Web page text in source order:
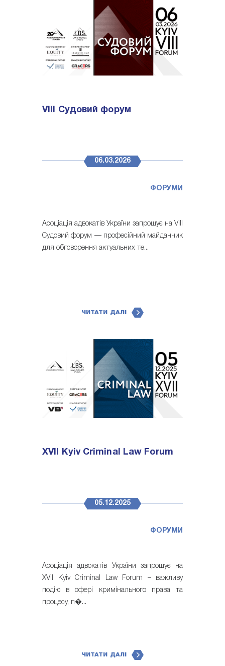
VІІІ Судовий форум
06.03.2026
ФОРУМИ
Асоціація адвокатів України запрошує на VІІІ
Судовий форум — професійний майданчик
для обговорення актуальних те...
ЧИТАТИ ДАЛІ
XVII Kyiv Criminal Law Forum
05.12.2025
ФОРУМИ
Асоціація адвокатів України запрошує на
XVII Kyiv Criminal Law Forum – важливу
подію в сфері кримінального права та
процесу, п�...
ЧИТАТИ ДАЛІ